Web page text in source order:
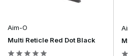
NV-compatibiliteit is relevant voor
Aim-O
Multi Reticle Red Dot Black